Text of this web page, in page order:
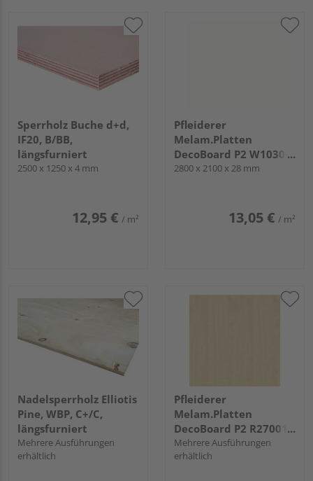
Sperrholz Buche d+d,
IF20, B/BB,
längsfurniert
2500 x 1250 x 4 mm
12,95 € / m²
Pfleiderer
Melam.Platten
DecoBoard P2 W10300
Weiß, MP
2800 x 2100 x 28 mm
13,05 € / m²
Nadelsperrholz Elliotis
Pine, WBP, C+/C,
längsfurniert
Mehrere Ausführungen
erhältlich
Pfleiderer
Melam.Platten
DecoBoard P2 R27001
Königsahorn, VV
Mehrere Ausführungen
erhältlich